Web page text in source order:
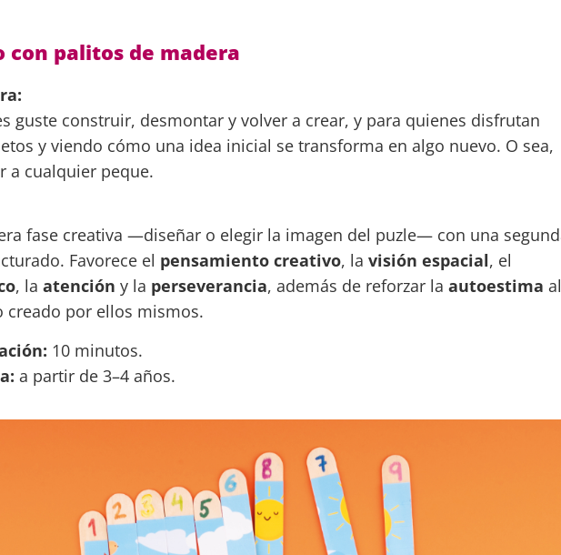
con palitos de madera
guste construir, desmontar y volver a crear, y para quienes disfrutan
y viendo cómo una idea inicial se transforma en algo nuevo. O sea,
a cualquier peque.
fase creativa —diseñar o elegir la imagen del puzle— con una
Favorece el pensamiento creativo, la visión espacial, el
, la atención y la perseverancia, además de reforzar la autoestima al
creado por ellos mismos.
10 minutos.
a partir de 3–4 años.